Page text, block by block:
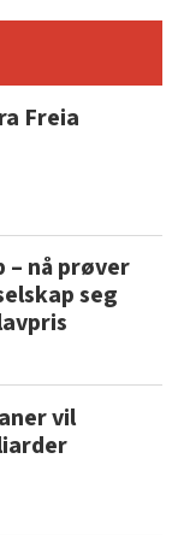
Freia
– nå prøver
seg
vil